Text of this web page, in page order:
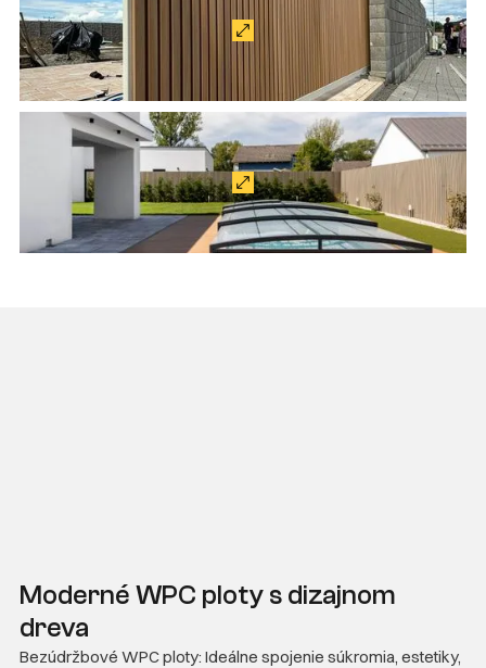
Moderné WPC ploty s dizajnom
dreva
Bezúdržbové WPC ploty: Ideálne spojenie súkromia, estetiky,